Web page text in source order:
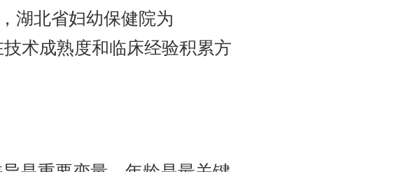
湖北省妇幼保健院为
术成熟度和临床经验积累方